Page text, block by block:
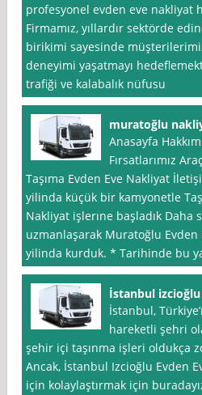
profesyonel evden eve nakliyat
Firmamız, yıllardır sektörde
birikimi sayesinde
deneyimi yaşatmayı
trafiği ve kalabalık nüfusu
muratoğlu
Anasayfa
Fırsatlarımız
Taşıma Evden Eve Nakliyat
yilinda küçük bir kamyonetle
Nakliyat işlerıne başladık Daha
uzmanlaşarak Muratoğlu Evden
yilinda kurduk. * Tarihinde bu
İstanbul
İstanbul,
hareketli şehri
şehir içi taşınma işleri oldukça
Ancak, İstanbul Izcioğlu Evden
için kolaylaştırmak için